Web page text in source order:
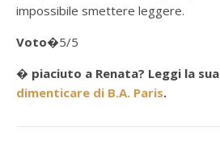
impossibile smettere leggere.
Voto�5/5
� piaciuto a Renata? Leggi la sua
dimenticare di B.A. Paris.